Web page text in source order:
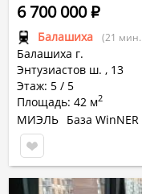
Балашиха (21
Балашиха г.
Энтузиастов ш. , 13
Этаж: 5 / 5
Площадь: 42 м2
6 700 000Р
МИЭЛЬ База WinNER